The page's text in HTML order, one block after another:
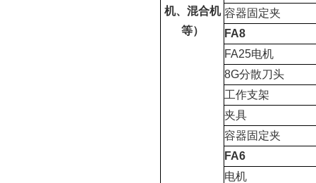
机、混合机
等）
容器固定夹
FA8
FA25电机
8G分散刀头
工作支架
夹具
容器固定夹
FA6
电机